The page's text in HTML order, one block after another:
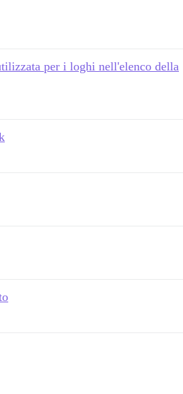
per i loghi nell'elenco della